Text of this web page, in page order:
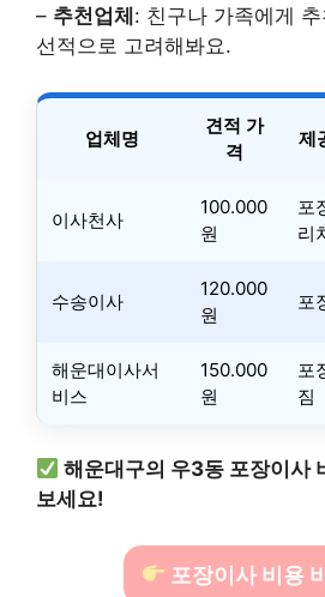
– 추천업체 : 친구나 가족에게
선적으로 고려해봐요.
업체명
견적 가
격
제
이사천사
100.000
원
포
리
수송이사
120.000
원
포
해운대이사서
비스
150.000
원
포
짐
해운대구의 우3동 포장이사
보세요!
포장이사 비용